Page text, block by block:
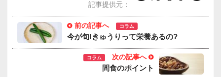
記事提供元：
前の記事へ コラム
今が旬!きゅうりって栄養あるの?
コラム 次の記事へ
間食のポイント